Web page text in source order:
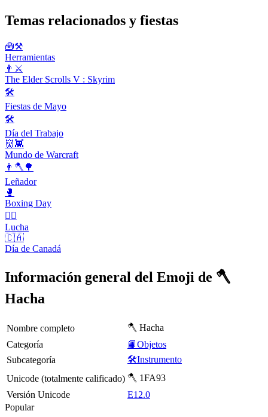
Temas relacionados y fiestas
🧰⚒️
Herramientas
👨⚔️
The Elder Scrolls V : Skyrim
🛠
Fiestas de Mayo
🛠
Día del Trabajo
👹👾
Mundo de Warcraft
👨🪓🌳
Leñador
🥊
Boxing Day
🤼‍♂️
Lucha
🇨🇦
Día de Canadá
Información general del Emoji de 🪓
Hacha
Nombre completo
🪓 Hacha
Categoría
📙Objetos
Subcategoría
🛠️Instrumento
Unicode (totalmente calificado) 🪓 1FA93
Versión Unicode
E12.0
Popular